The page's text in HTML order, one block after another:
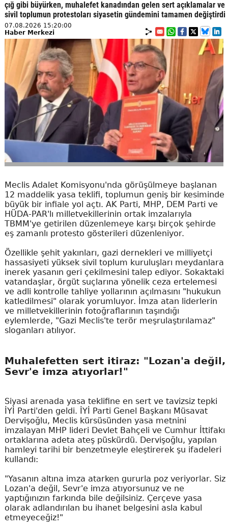
çığ gibi büyürken, muhalefet kanadından gelen sert açıklamalar ve
sivil toplumun protestoları siyasetin gündemini tamamen değiştirdi
07.08.2026 15:20:00
Haber Merkezi
Meclis Adalet Komisyonu'nda görüşülmeye başlanan
12 maddelik yasa teklifi, toplumun geniş bir kesiminde
büyük bir infiale yol açtı. AK Parti, MHP, DEM Parti ve
HÜDA-PAR'lı milletvekillerinin ortak imzalarıyla
TBMM'ye getirilen düzenlemeye karşı birçok şehirde
eş zamanlı protesto gösterileri düzenleniyor.
Özellikle şehit yakınları, gazi dernekleri ve milliyetçi
hassasiyeti yüksek sivil toplum kuruluşları meydanlara
inerek yasanın geri çekilmesini talep ediyor. Sokaktaki
vatandaşlar, örgüt suçlarına yönelik ceza ertelemesi
ve adli kontrolle tahliye yollarının açılmasını "hukukun
katledilmesi" olarak yorumluyor. İmza atan liderlerin
ve milletvekillerinin fotoğraflarının taşındığı
eylemlerde, "Gazi Meclis'te terör meşrulaştırılamaz"
sloganları atılıyor.
Muhalefetten sert itiraz: "Lozan'a değil,
Sevr'e imza atıyorlar!"
Siyasi arenada yasa teklifine en sert ve tavizsiz tepki
İYİ Parti'den geldi. İYİ Parti Genel Başkanı Müsavat
Dervişoğlu, Meclis kürsüsünden yasa metnini
imzalayan MHP lideri Devlet Bahçeli ve Cumhur İttifakı
ortaklarına adeta ateş püskürdü. Dervişoğlu, yapılan
hamleyi tarihi bir benzetmeyle eleştirerek şu ifadeleri
kullandı:
"Yasanın altına imza atarken gururla poz veriyorlar. Siz
Lozan'a değil, Sevr'e imza atıyorsunuz ve ne
yaptığınızın farkında bile değilsiniz. Çerçeve yasa
olarak adlandırılan bu ihanet belgesini asla kabul
etmeyeceğiz!"